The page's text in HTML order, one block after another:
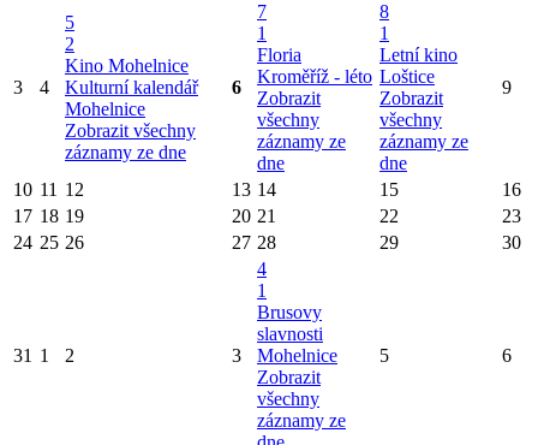
3 4
5
2
Kino Mohelnice
Kulturní kalendář
Mohelnice
Zobrazit všechny
záznamy ze dne
6
7
1
Floria
Kroměříž - léto
Zobrazit
všechny
záznamy ze
dne
8
1
Letní kino
Loštice
Zobrazit
všechny
záznamy ze
dne
9
10 11 12 13 14 15
16
17 18 19 20 21 22
23
24 25 26 27 28 29 30
31 1 2 3
4
1
Brusovy
slavnosti
Mohelnice
Zobrazit
všechny
záznamy ze
5 6